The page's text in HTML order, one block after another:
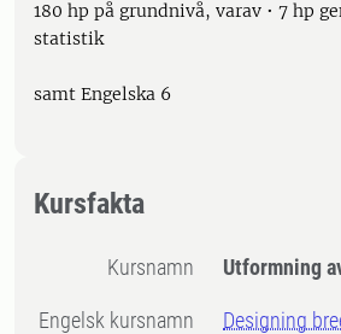
180 hp på grundnivå, varav • 7 hp
statistik
samt Engelska 6
Kursfakta
Kursnamn Utformning
Engelsk kursnamn Designing